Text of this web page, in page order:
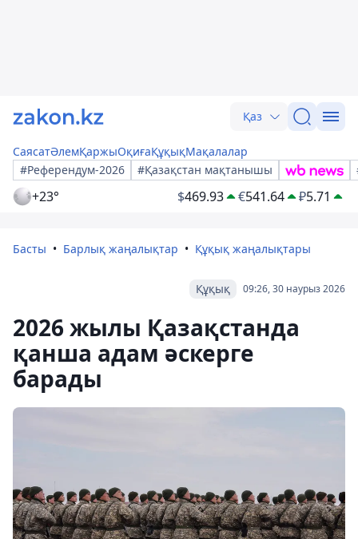
Қаз
СаясатӘлемҚаржыОқиғаҚұқықМақалалар
#Референдум-2026
#Қазақстан мақтанышы
+23° $469.93 €541.64 ₽5.71
Басты Барлық жаңалықтар Құқық жаңалықтары
09:26, 30 наурыз 2026
Құқық
2026 жылы Қазақстанда
қанша адам әскерге
барады